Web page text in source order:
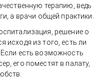
терапию, ведь
а врачи общей практики.
решение о
исходя из того, есть ли
есть возможность
его поместят в палату,